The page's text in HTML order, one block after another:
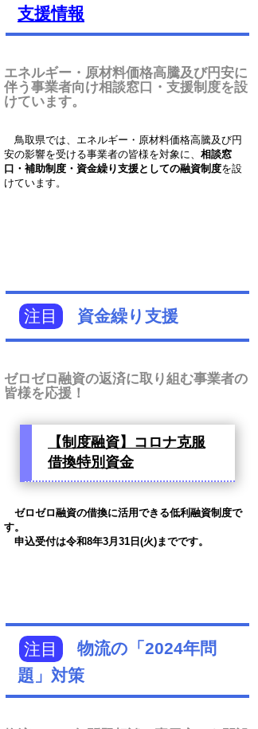
支援情報
エネルギー・原材料価格高騰及び円安に
伴う事業者向け相談窓口・支援制度を設
けています。
鳥取県では、エネルギー・原材料価格高騰及び円
安の影響を受ける事業者の皆様を対象に、 相談窓
口・補助制度・資金繰り支援としての融資制度を設
けています。
注目 資金繰り支援
ゼロゼロ融資の返済に取り組む事業者の
皆様を応援！
【制度融資】コロナ克服
借換特別資金
ゼロゼロ融資の借換に活用できる低利融資制度で
す。
申込受付は令和8年3月31日(火)までです。
注目
物流の「2024年問
題」対策